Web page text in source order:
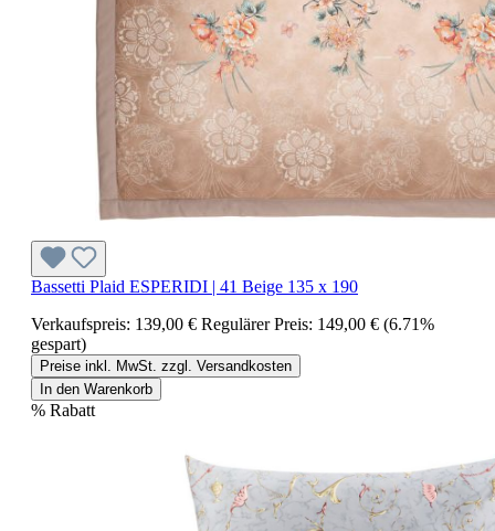
Bassetti Plaid ESPERIDI | 41 Beige 135 x 190
Verkaufspreis: 139,00 € Regulärer Preis: 149,00 € (6.71%
gespart)
Preise inkl. MwSt. zzgl. Versandkosten
In den Warenkorb
% Rabatt